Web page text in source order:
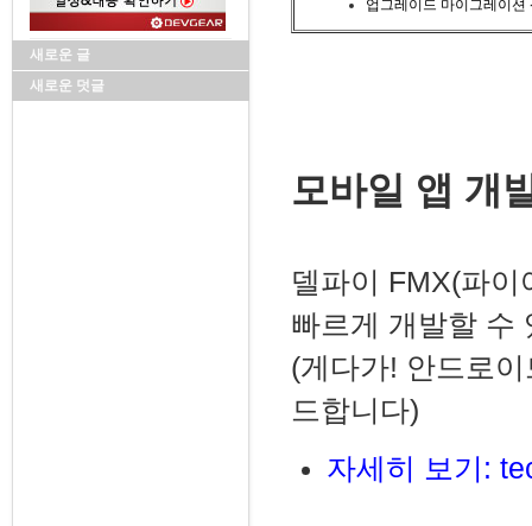
새로운 글
새로운 덧글
업그레이드 마이그레이션
모바일 앱 개
델파이 FMX(파
빠르게 개발할 수
(게다가! 안드로
드합니다)
자세히 보기: